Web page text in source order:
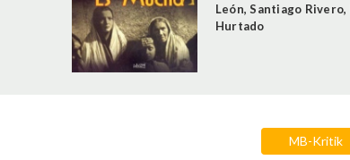
León,Santiago Rivero,
Hurtado
MB-Kritik